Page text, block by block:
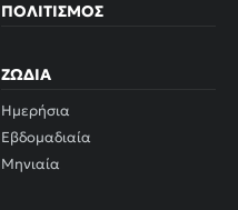
ΠΟΛΙΤΙΣΜΌΣ
ΖΏΔΙΑ
Ημερήσια
Εβδομαδιαία
Μηνιαία